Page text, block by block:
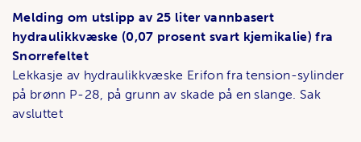
Melding om utslipp av 25 liter vannbasert
hydraulikkvæske (0,07 prosent svart kjemikalie) fra
Snorrefeltet
Lekkasje av hydraulikkvæske Erifon fra tension-sylinder
på brønn P-28, på grunn av skade på en slange. Sak
avsluttet